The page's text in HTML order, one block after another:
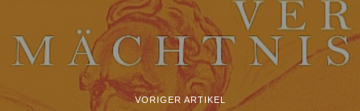
VORIGER ARTIKEL